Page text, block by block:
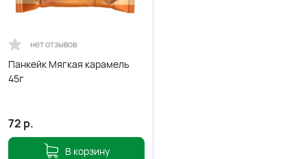
нет отзывов
Панкейк Мягкая карамель
45г
72 р.
В корзину